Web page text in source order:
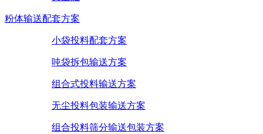
粉体输送配套方案
小袋投料配套方案
吨袋拆包输送方案
组合式投料输送方案
无尘投料包装输送方案
组合投料筛分输送包装方案